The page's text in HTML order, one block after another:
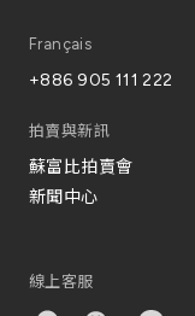
Français
+886 905 111 222
拍賣與新訊
蘇富比拍賣會
新聞中心
線上客服